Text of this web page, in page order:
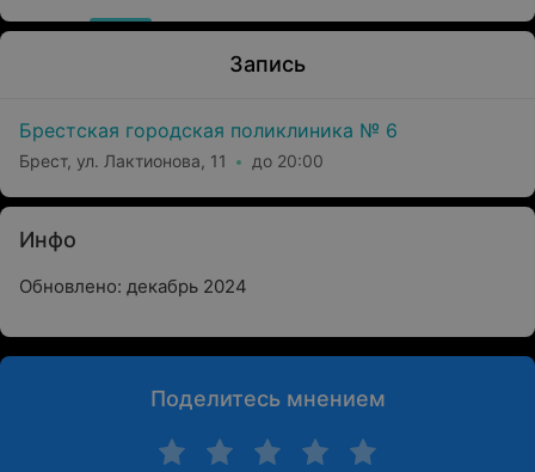
Запись
Брестская городская поликлиника № 6
Брест, ул. Лактионова, 11 до 20:00
Инфо
Обновлено: декабрь 2024
Поделитесь мнением